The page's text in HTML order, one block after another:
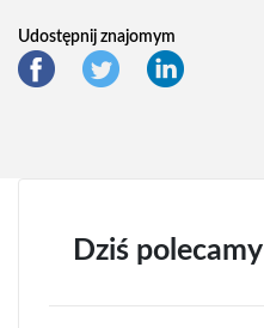
Dziś polecamy
Udostępnij znajomym